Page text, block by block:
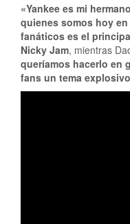
«Yankee es mi
quienes somos hoy
fanáticos es el
Nicky Jam, mientras
queríamos hacerlo en
fans un tema